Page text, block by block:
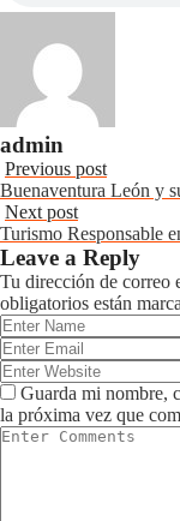
admin
Previous post
Buenaventura León y
Next post
Turismo Responsable
Leave a Reply
Tu dirección de correo
obligatorios están
Guarda mi nombre,
la próxima vez que